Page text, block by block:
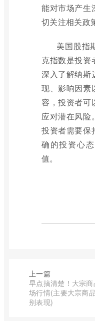
能对市场产生
切关注相关政
美国股指
克指数是投资
深入了解纳斯
现、影响因素
容，投资者可
应对潜在风险
投资者需要保
确的投资心
值。
上一篇
早点搞清楚！大宗商
场行情(主要大宗商
别表现)